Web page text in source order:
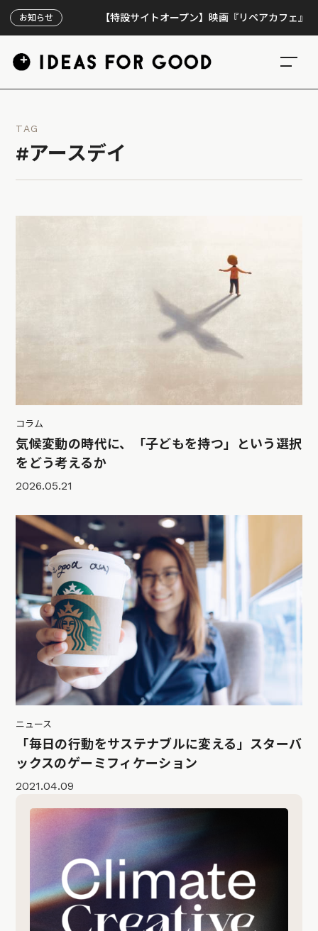
お知らせ 【特設サイトオープン】映画『リペアカフェ』、上映
TAG
#アースデイ
コラム
気候変動の時代に、「子どもを持つ」という選択
をどう考えるか
2026.05.21
ニュース
「毎日の行動をサステナブルに変える」スターバ
ックスのゲーミフィケーション
2021.04.09